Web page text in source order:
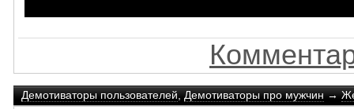
Демотиваторы пользователей,Демотиваторы про мужчин→